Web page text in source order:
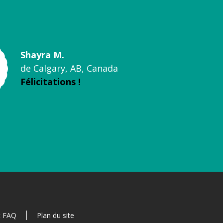
Shayra M.
de Calgary, AB, Canada
Félicitations !
Plan du site